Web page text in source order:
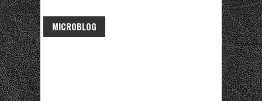
MICROBLOG